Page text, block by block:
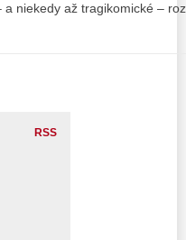
niekedy až tragikomické –
RSS